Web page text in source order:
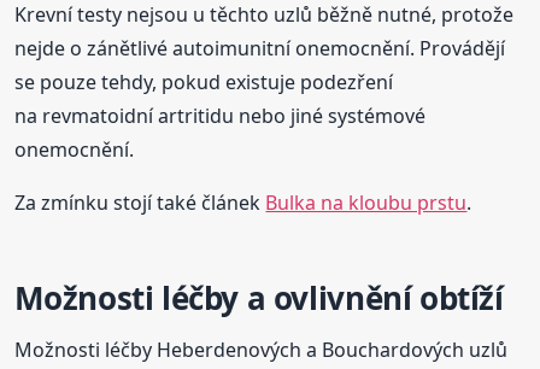
Krevní testy nejsou u těchto uzlů běžně nutné, protože
nejde o zánětlivé autoimunitní onemocnění. Provádějí
se pouze tehdy, pokud existuje podezření
na revmatoidní artritidu nebo jiné systémové
onemocnění.
Za zmínku stojí také článek Bulka na kloubu prstu.
Možnosti léčby a ovlivnění obtíží
Možnosti léčby Heberdenových a Bouchardových uzlů